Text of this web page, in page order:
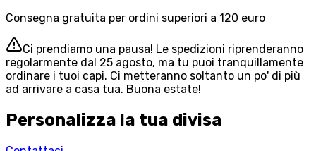
Consegna gratuita per ordini superiori a 120 euro
Ci prendiamo una pausa! Le spedizioni riprenderanno
regolarmente dal 25 agosto, ma tu puoi tranquillamente
ordinare i tuoi capi. Ci metteranno soltanto un po' di più
ad arrivare a casa tua. Buona estate!
Personalizza la tua divisa